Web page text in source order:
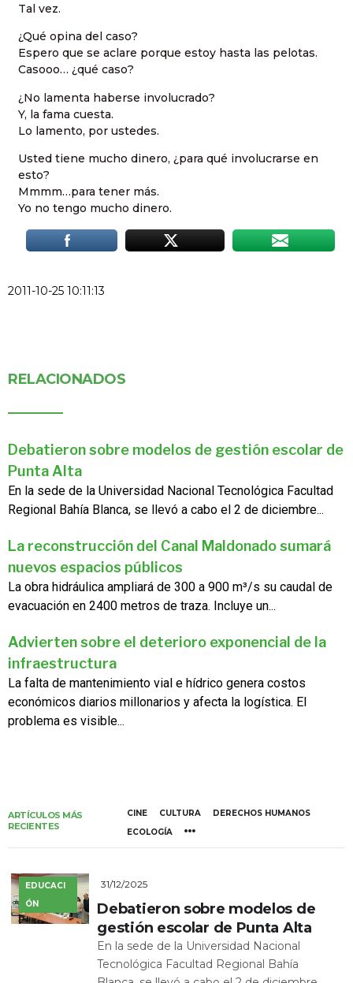
Tal vez.
¿Qué opina del caso?
Espero que se aclare porque estoy hasta las pelotas.
Casooo… ¿qué caso?
¿No lamenta haberse involucrado?
Y, la fama cuesta.
Lo lamento, por ustedes.
Usted tiene mucho dinero, ¿para qué involucrarse en
esto?
Mmmm…para tener más.
Yo no tengo mucho dinero.
2011-10-25 10:11:13
RELACIONADOS
Debatieron sobre modelos de gestión escolar de
Punta Alta
En la sede de la Universidad Nacional Tecnológica Facultad
Regional Bahía Blanca, se llevó a cabo el 2 de diciembre...
La reconstrucción del Canal Maldonado sumará
nuevos espacios públicos
La obra hidráulica ampliará de 300 a 900 m³/s su caudal de
evacuación en 2400 metros de traza. Incluye un...
Advierten sobre el deterioro exponencial de la
infraestructura
La falta de mantenimiento vial e hídrico genera costos
económicos diarios millonarios y afecta la logística. El
problema es visible...
ARTÍCULOS MÁS
RECIENTES
CINE CULTURA
DERECHOS HUMANOS
ECOLOGÍA
EDUCACI
ÓN
31/12/2025
Debatieron sobre modelos de
gestión escolar de Punta Alta
En la sede de la Universidad Nacional
Tecnológica Facultad Regional Bahía